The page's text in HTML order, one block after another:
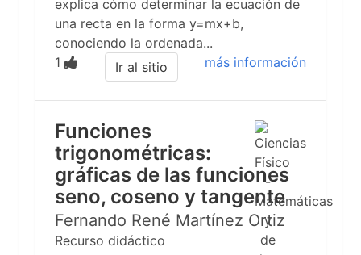
explica cómo determinar la ecuación de
una recta en la forma y=mx+b,
conociendo la ordenada...
1
más información
Ir al sitio
Funciones
trigonométricas:
gráficas de las funciones
seno, coseno y tangente
Fernando René Martínez Ortiz
Recurso didáctico